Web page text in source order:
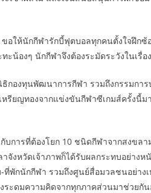
ให้นักกีฬารักบี้ฟุตบอลทุกคนตั้งใจฝึกซ้
ะน้องๆ นักกีฬาจึงต้องระมัดระวังในเรื่อ
องทุนพัฒนาการกีฬา รวมถึงกรรมการ
หรียญทองจากแข่งขันกีฬาซีเกมส์ครั้งนี้
บการที่ต้องโยก 10 ชนิดกีฬาจากสงขล
จังหวัดเจ้าภาพก็ได้รับผลกระทบอย่าง
กนักกีฬา รวมถึงศูนย์สื่อมวลชนอย่างเ
ระดมความคิดจากทุกภาคส่วนมาช่วยกัน